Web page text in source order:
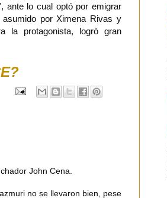
ante lo cual optó por emigrar
por Ximena Rivas y
la protagonista, logró gran
John Cena.
no se llevaron bien, pese